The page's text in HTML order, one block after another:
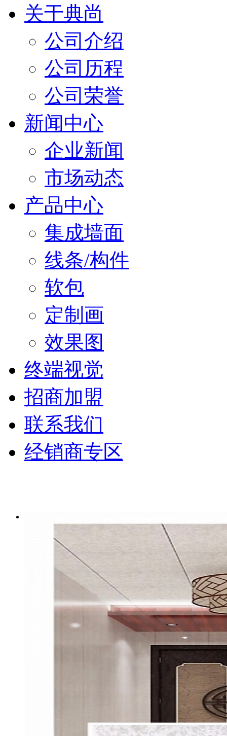
关于典尚
公司介绍
公司历程
公司荣誉
新闻中心
企业新闻
市场动态
产品中心
集成墙面
线条/构件
软包
定制画
效果图
终端视觉
招商加盟
联系我们
经销商专区